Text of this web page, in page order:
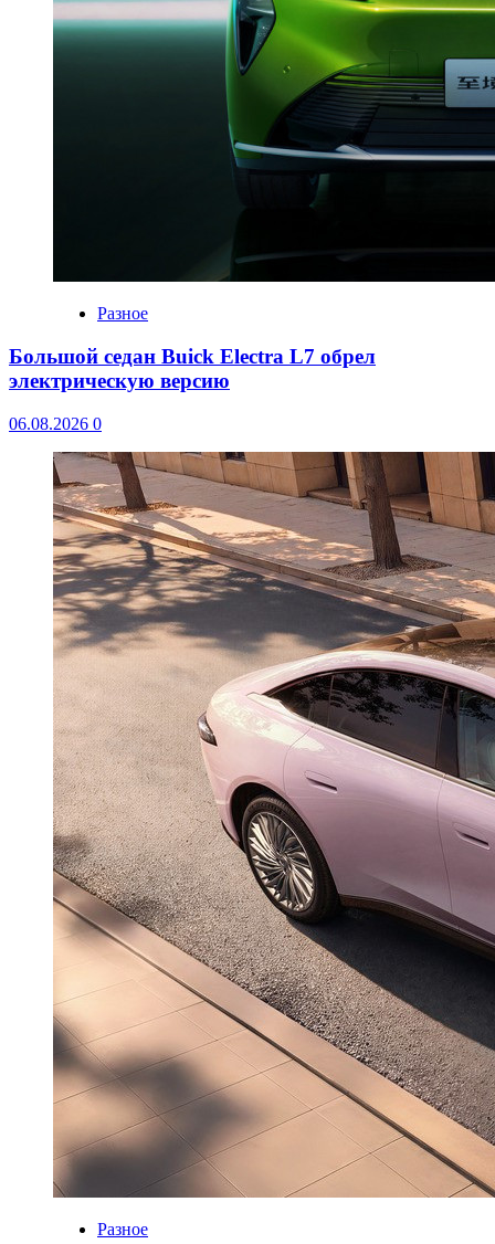
Разное
Большой седан Buick Electra L7 обрел
электрическую версию
06.08.2026 0
Разное